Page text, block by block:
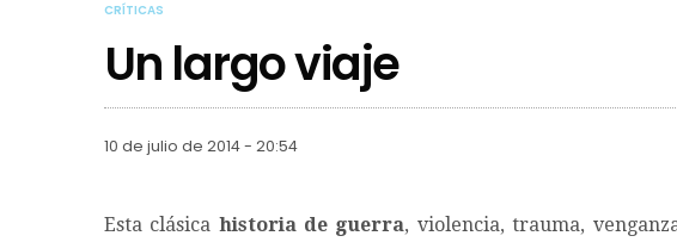
CRÍTICAS
Un largo viaje
10 de julio de 2014 - 20:54
Esta clásica historia de guerra, violencia, trauma,